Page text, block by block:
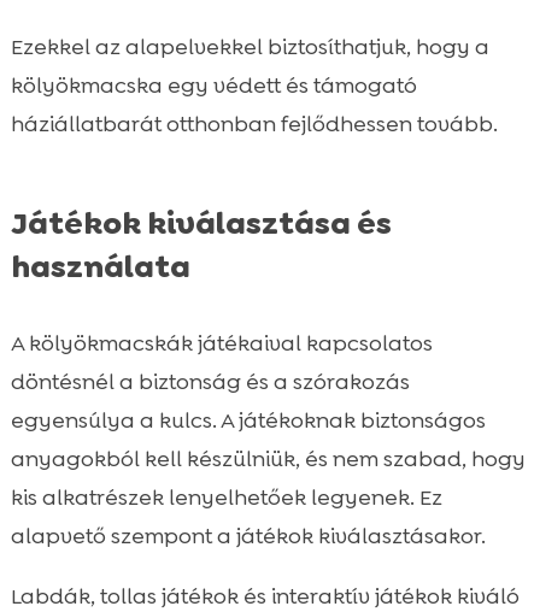
Ezekkel az alapelvekkel biztosíthatjuk, hogy a
kölyökmacska egy védett és támogató
háziállatbarát otthonban fejlődhessen tovább.
Játékok kiválasztása és
használata
A kölyökmacskák játékaival kapcsolatos
döntésnél a biztonság és a szórakozás
egyensúlya a kulcs. A játékoknak biztonságos
anyagokból kell készülniük, és nem szabad, hogy
kis alkatrészek lenyelhetőek legyenek. Ez
alapvető szempont a játékok kiválasztásakor.
Labdák, tollas játékok és interaktív játékok kiváló